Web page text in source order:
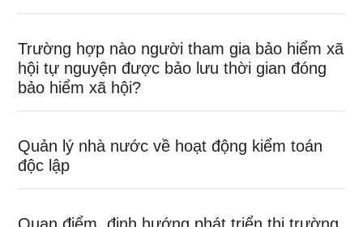
Trường hợp nào người tham gia bảo hiểm xã
hội tự nguyện được bảo lưu thời gian đóng
bảo hiểm xã hội?
Quản lý nhà nước về hoạt động kiểm toán
độc lập